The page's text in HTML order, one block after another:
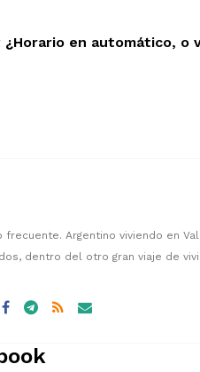
en automático, o
frecuente. Argentino viviendo en
dentro del otro gran viaje de